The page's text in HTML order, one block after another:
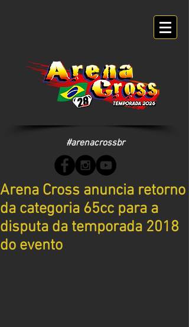
#arenacrossbr
Arena Cross anuncia retorno
da categoria 65cc para a
disputa da temporada 2018
do evento